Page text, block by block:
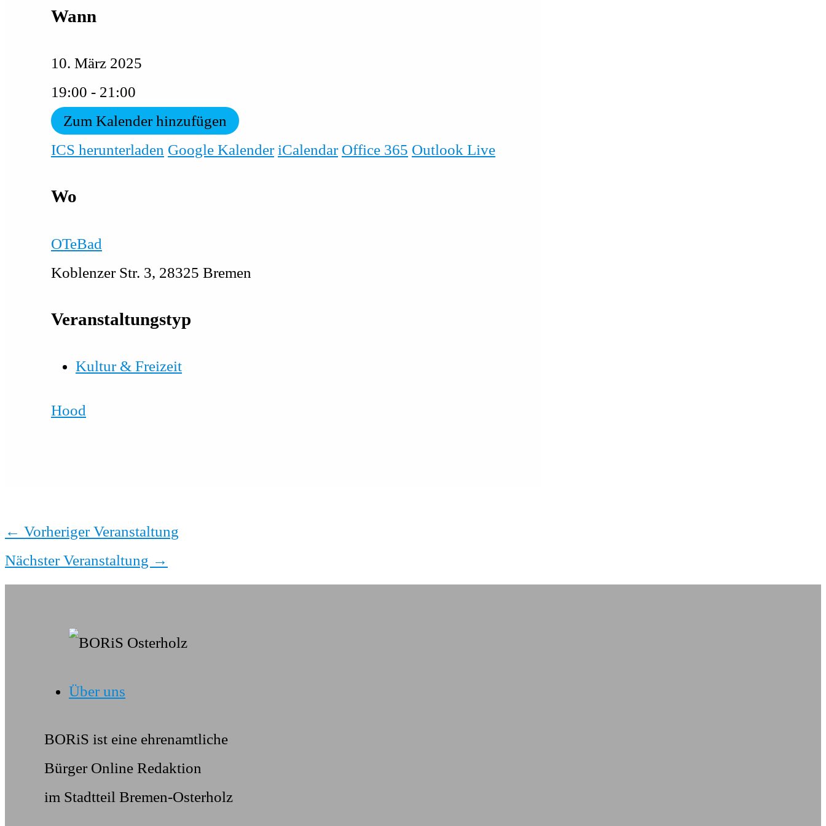
Wann
10. März 2025
19:00 - 21:00
Zum Kalender hinzufügen
ICS herunterladen Google Kalender iCalendar Office 365 Outlook Live
Wo
OTeBad
Koblenzer Str. 3, 28325 Bremen
Veranstaltungstyp
Kultur & Freizeit
Hood
← Vorheriger Veranstaltung
Nächster Veranstaltung →
Über uns
BORiS ist eine ehrenamtliche
Bürger Online Redaktion
im Stadtteil Bremen-Osterholz